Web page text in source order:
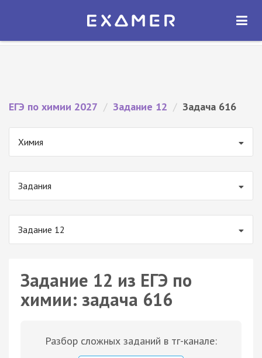
Экзамер — ЕГЭ 2027
ОТКРЫТЬ
ЕГЭ по химии 2027 / Задание 12 / Задача 616
Химия
Задания
Задание 12
Задание 12 из ЕГЭ по
химии: задача 616
Разбор сложных заданий в тг-канале: